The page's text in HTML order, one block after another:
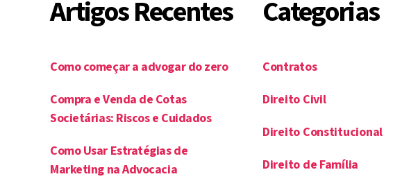
Artigos Recentes
Como começar a advogar do zero
Compra e Venda de Cotas
Societárias: Riscos e Cuidados
Como Usar Estratégias de
Marketing na Advocacia
Categorias
Contratos
Direito Civil
Direito Constitucional
Direito de Família